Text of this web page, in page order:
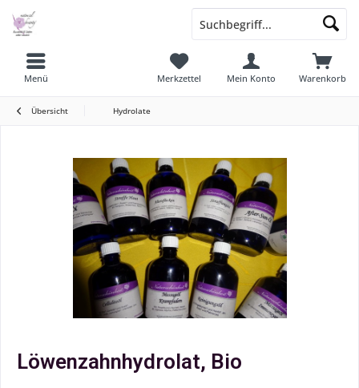
Menü Warenkorb
Merkzettel Mein Konto
Übersicht Hydrolate
Löwenzahnhydrolat, Bio